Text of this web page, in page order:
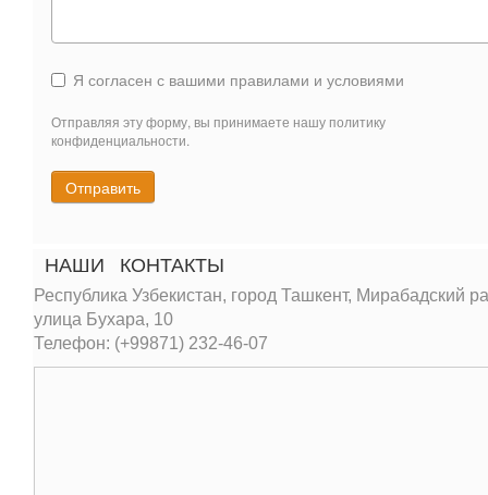
Я согласен с вашими правилами и условиями
Отправляя эту форму, вы принимаете нашу политику
конфиденциальности.
Отправить
НАШИ КОНТАКТЫ
Республика Узбекистан, город Ташкент, Мирабадский
улица Бухара, 10
Телефон: (+99871) 232-46-07